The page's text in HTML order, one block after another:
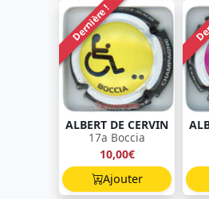
Dernière !
ALBERT DE CERVIN
17a Boccia
10,00€
Ajouter